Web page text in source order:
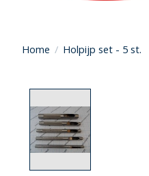
Home / Holpijp set - 5 st.